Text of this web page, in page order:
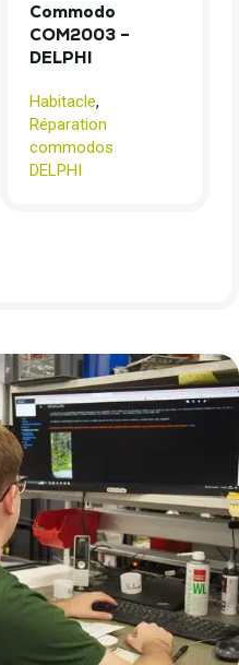
Commodo
COM2003 –
DELPHI
Habitacle,
Réparation
commodos
DELPHI